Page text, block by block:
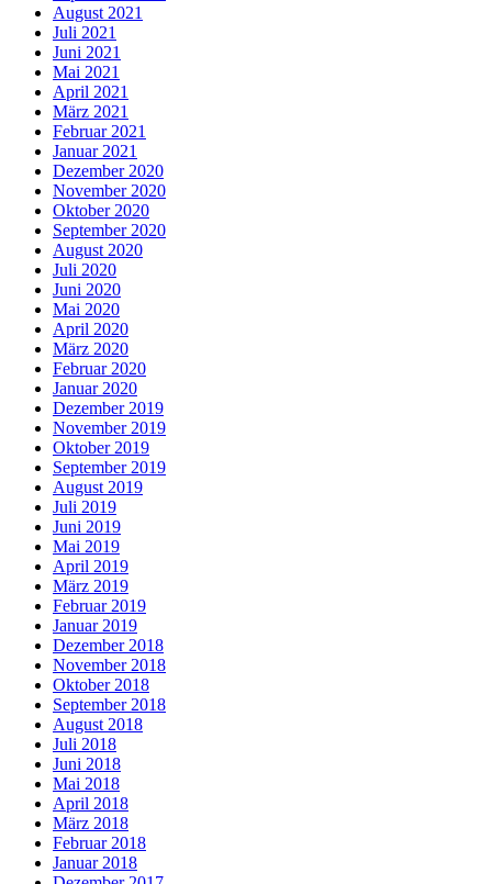
August 2021
Juli 2021
Juni 2021
Mai 2021
April 2021
März 2021
Februar 2021
Januar 2021
Dezember 2020
November 2020
Oktober 2020
September 2020
August 2020
Juli 2020
Juni 2020
Mai 2020
April 2020
März 2020
Februar 2020
Januar 2020
Dezember 2019
November 2019
Oktober 2019
September 2019
August 2019
Juli 2019
Juni 2019
Mai 2019
April 2019
März 2019
Februar 2019
Januar 2019
Dezember 2018
November 2018
Oktober 2018
September 2018
August 2018
Juli 2018
Juni 2018
Mai 2018
April 2018
März 2018
Februar 2018
Januar 2018